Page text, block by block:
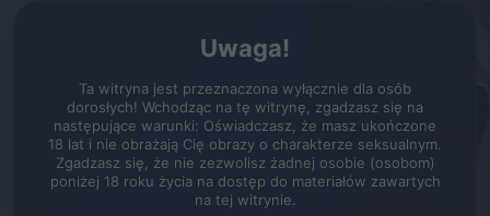
Uwaga!
Ta witryna jest przeznaczona wyłącznie dla osób
dorosłych! Wchodząc na tę witrynę, zgadzasz się na
następujące warunki: Oświadczasz, że masz ukończone
18 lat i nie obrażają Cię obrazy o charakterze seksualnym.
Zgadzasz się, że nie zezwolisz żadnej osobie (osobom)
poniżej 18 roku życia na dostęp do materiałów zawartych
na tej witrynie.
Erika Heiss